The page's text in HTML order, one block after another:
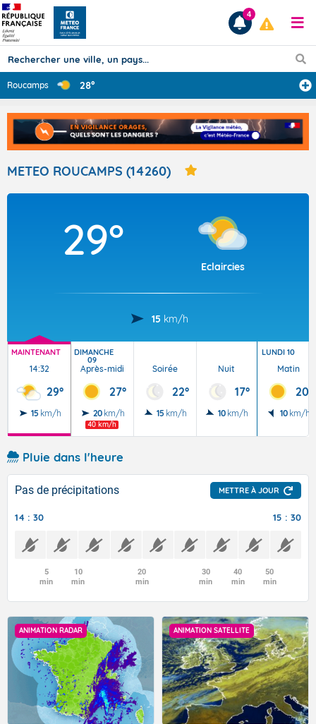
Prévisions
TOUS LES RÉSULTATS
Articles
4
Roucamps 28°
METEO ROUCAMPS (14260)
29°
Eclaircies
15 km/h
MAINTENANT
14:32
29°
15 km/h
DIMANCHE
09
Après-midi
27°
20 km/h
40 km/h
Soirée
22°
15 km/h
Nuit
17°
10 km/h
LUNDI 10
Matin
20°
10 km/h
Pluie dans l'heure
Pas de précipitations METTRE À JOUR
14 : 30 15 : 30
5
min
10
min
20
min
30
min
40
min
50
min
ANIMATION RADAR ANIMATION SATELLITE